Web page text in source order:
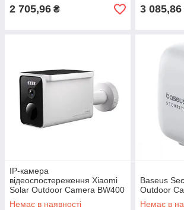
2 705,96 ₴ 3 085,86
IP-камера
відеоспостереження Xiaomi
Solar Outdoor Camera BW400
Pro Set
Немає в наявності
Baseus
Outdoor
Немає в